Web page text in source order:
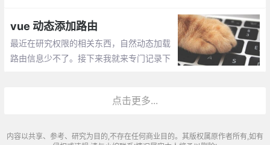
vue 动态添加路由
最近在研究权限的相关东西，自然动态加载
路由信息少不了。接下来我就来专门记录下
果是字符前端注意转换成对象。点击更多...
内容以共享、参考、研究为目的,不存在任何商业目的。其版权属原作者所有,如有